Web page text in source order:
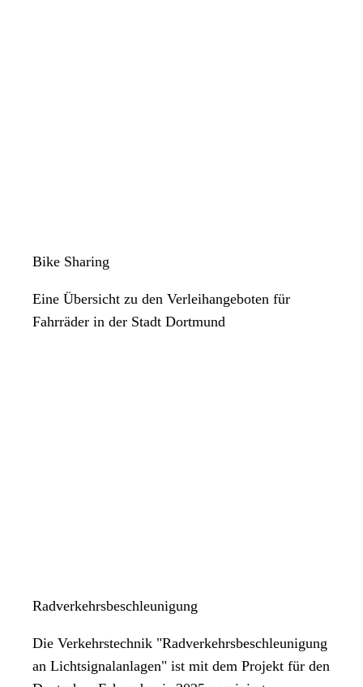
Bike Sharing
Eine Übersicht zu den Verleihangeboten für
Fahrräder in der Stadt Dortmund
Radverkehrsbeschleunigung
Die Verkehrstechnik "Radverkehrsbeschleunigung
an Lichtsignalanlagen" ist mit dem Projekt für den